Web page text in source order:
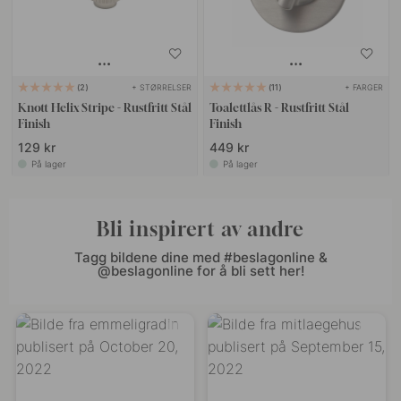
2 + STØRRELSER
Knott Helix Stripe - Rustfritt Stål
Finish
129 kr
På lager
11 + FARGER
Toalettlås R - Rustfritt Stål
Finish
449 kr
På lager
Bli inspirert av andre
Tagg bildene dine med #beslagonline &
@beslagonline for å bli sett her!